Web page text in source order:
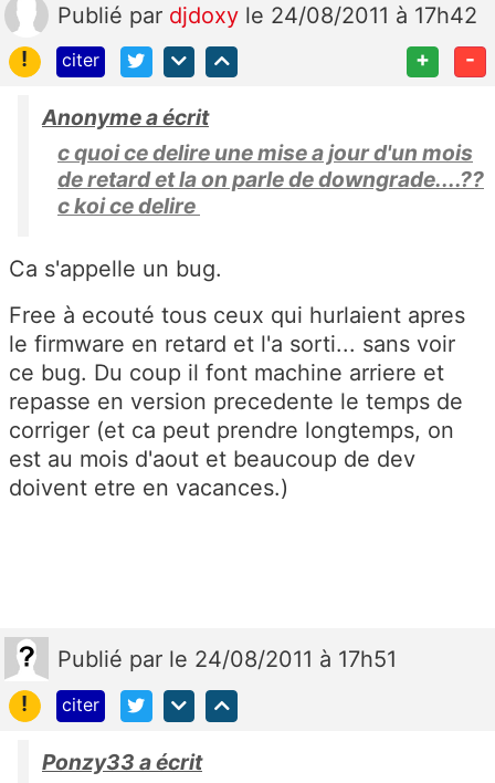
Publié par djdoxy le 24/08/2011 à 17h42
!
citer + -
Anonyme a écrit
c quoi ce delire une mise a jour d'un mois
de retard et la on parle de downgrade....??
c koi ce delire
Ca s'appelle un bug.
Free à ecouté tous ceux qui hurlaient apres
le firmware en retard et l'a sorti... sans voir
ce bug. Du coup il font machine arriere et
repasse en version precedente le temps de
corriger (et ca peut prendre longtemps, on
est au mois d'aout et beaucoup de dev
doivent etre en vacances.)
Publié par le 24/08/2011 à 17h51
!
citer
Ponzy33 a écrit